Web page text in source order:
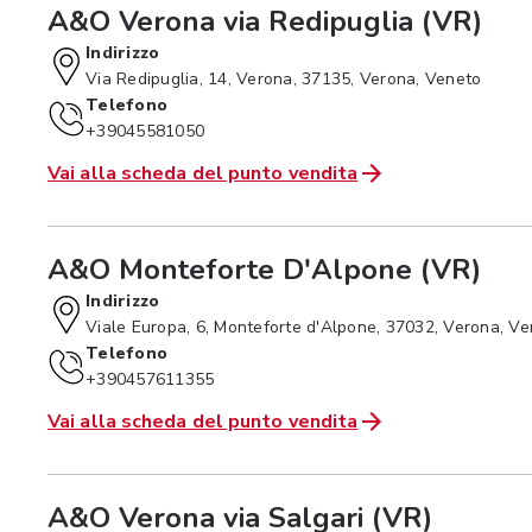
A&O Verona via Redipuglia (VR)
Indirizzo
Via Redipuglia, 14, Verona, 37135, Verona, Veneto
Telefono
+39045581050
Vai alla scheda del punto vendita
A&O Monteforte D'Alpone (VR)
Indirizzo
Viale Europa, 6, Monteforte d'Alpone, 37032, Verona,
Telefono
+390457611355
Vai alla scheda del punto vendita
A&O Verona via Salgari (VR)